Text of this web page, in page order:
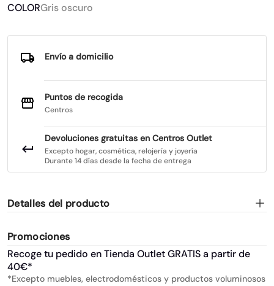
COLORGris oscuro
Envío a domicilio
Puntos de recogida
Centros
Devoluciones gratuitas en Centros Outlet
Excepto hogar, cosmética, relojería y joyería
Durante 14 días desde la fecha de entrega
Detalles del producto
Promociones
Recoge tu pedido en Tienda Outlet GRATIS a partir de
40€*
*Excepto muebles, electrodomésticos y productos voluminosos